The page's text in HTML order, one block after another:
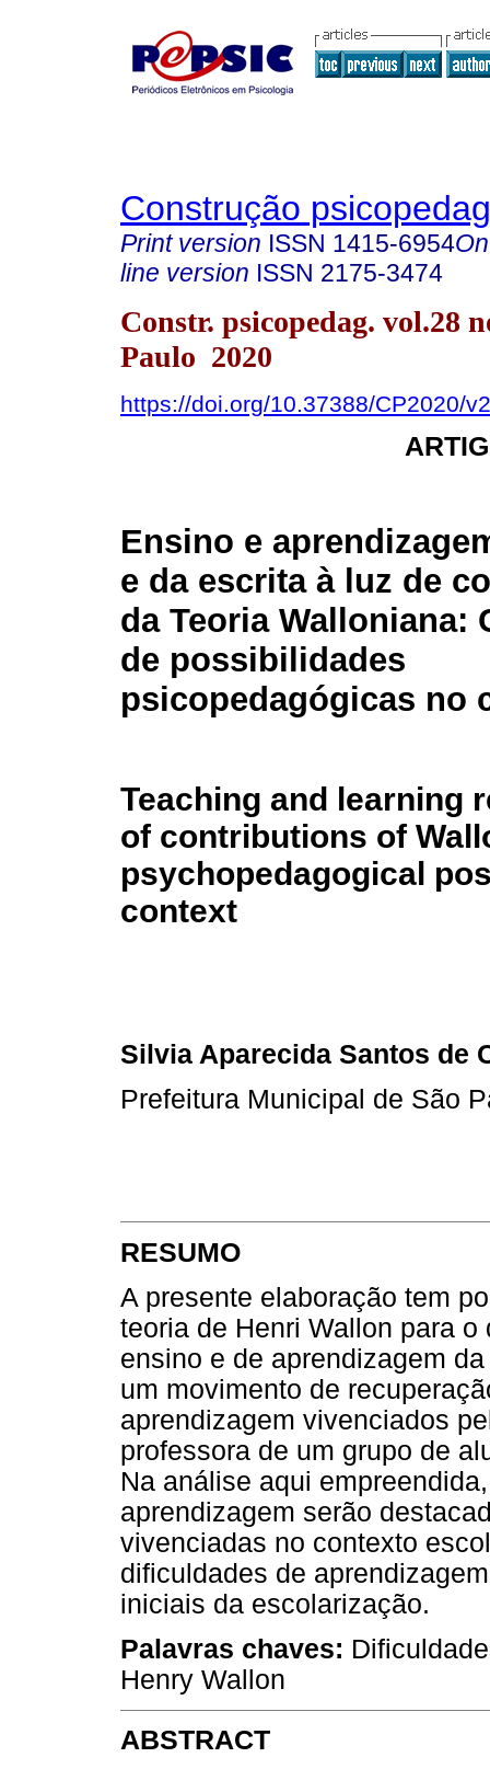
Construção
Print version ISSN 1415-6954
line version ISSN 2175-3474
Constr. psicopedag. vol.28
Paulo 2020
https://doi.org/10.37388/CP2020/
Ensino e
e da escrita à luz de
da Teoria Walloniana:
de possibilidades
psicopedagógicas no
Teaching and learning
of contributions of
psychopedagogical
context
Silvia Aparecida Santos de
Prefeitura Municipal de São
RESUMO
A presente elaboração tem
teoria de Henri Wallon para
ensino e de aprendizagem
um movimento de
aprendizagem vivenciados
professora de um grupo de
Na análise aqui
aprendizagem serão
vivenciadas no contexto
dificuldades de
iniciais da escolarização.
Palavras chaves:
Henry Wallon
ABSTRACT